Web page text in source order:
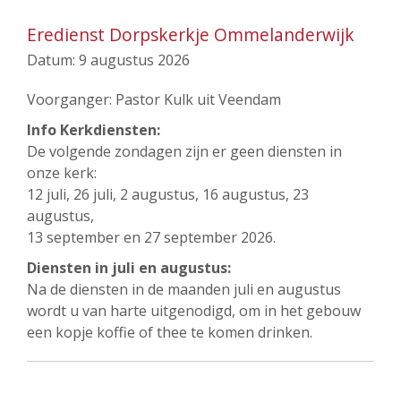
Eredienst Dorpskerkje Ommelanderwijk
Datum: 9 augustus 2026
Voorganger: Pastor Kulk uit Veendam
Info Kerkdiensten:
De volgende zondagen zijn er geen diensten in
onze kerk:
12 juli, 26 juli, 2 augustus, 16 augustus, 23
augustus,
13 september en 27 september 2026.
Diensten in juli en augustus:
Na de diensten in de maanden juli en augustus
wordt u van harte uitgenodigd, om in het gebouw
een kopje koffie of thee te komen drinken.